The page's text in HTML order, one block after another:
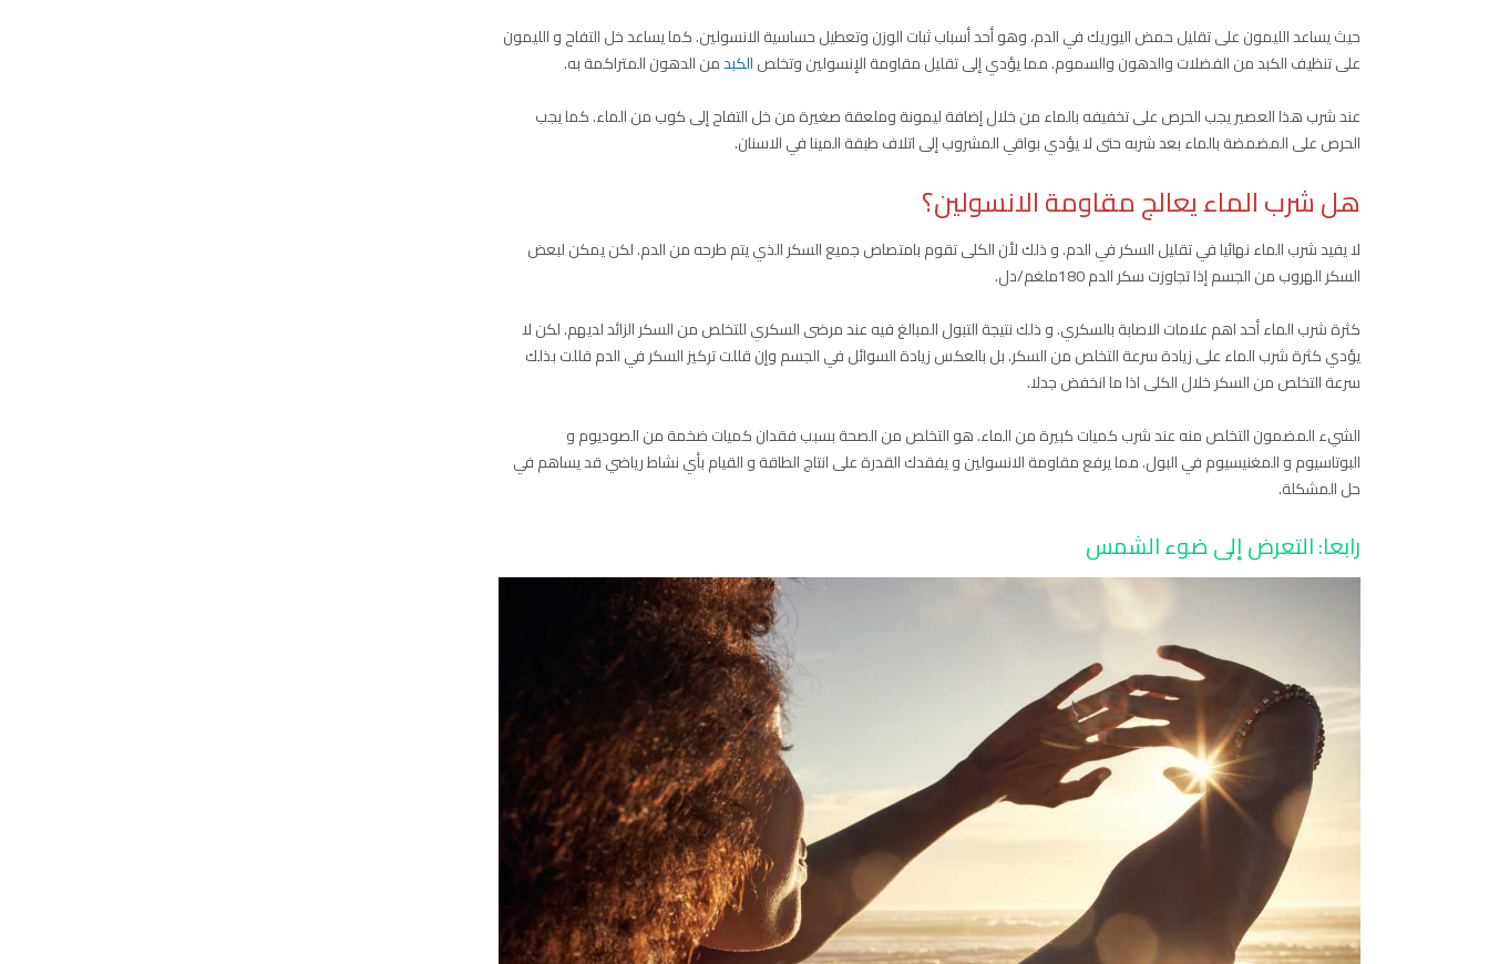
حيث يساعد الليمون على تقليل حمض اليوريك في الدم، وهو أحد أسباب ثبات الوزن وتعطيل حساسية الانسولين. كما يساعد خل التفاح و الليمون
على تنظيف الكبد من الفضلات والدهون والسموم. مما يؤدي إلى تقليل مقاومة الإنسولين وتخلصالكبدمن الدهون المتراكمة به.
عند شرب هذا العصير يجب الحرص على تخفيفه بالماء من خلال إضافة ليمونة وملعقة صغيرة من خل التفاح إلى كوب من الماء. كما يجب
الحرص على المضمضة بالماء بعد شربه حتى لا يؤدي بواقي المشروب إلى اتلاف طبقة المينا في الاسنان.
هل شرب الماء يعالج مقاومة الانسولين؟
لا يفيد شرب الماء نهائيا في تقليل السكر في الدم. و ذلك لأن الكلى تقوم بامتصاص جميع السكر الذي يتم طرحه من الدم. لكن يمكن لبعض
السكر الهروب من الجسم إذا تجاوزت سكر الدم 180ملغم/دل.
كثرة شرب الماء أحد اهم علامات الاصابة بالسكري. و ذلك نتيجة التبول المبالغ فيه عند مرضى السكري للتخلص من السكر الزائد لديهم. لكن لا
يؤدي كثرة شرب الماء على زيادة سرعة التخلص من السكر. بل بالعكس زيادة السوائل في الجسم وإن قللت تركيز السكر في الدم قللت بذلك
سرعة التخلص من السكر خلال الكلى اذا ما انخفض جدلا.
الشيء المضمون التخلص منه عند شرب كميات كبيرة من الماء. هو التخلص من الصحة بسبب فقدان كميات ضخمة من الصوديوم و
البوتاسيوم و المغنيسيوم في البول. مما يرفع مقاومة الانسولين و يفقدك القدرة على انتاج الطاقة و القيام بأي نشاط رياضي قد يساهم في
حل المشكلة.
رابعا: التعرض إلى ضوء الشمس